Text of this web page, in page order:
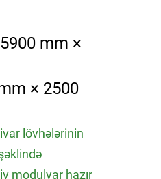
5900 mm ×
× 2500
lövhələrinin
modulyar hazır